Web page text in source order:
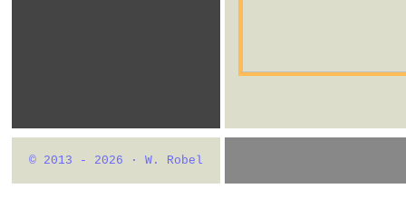
© 2013 - 2026 · W. Robel